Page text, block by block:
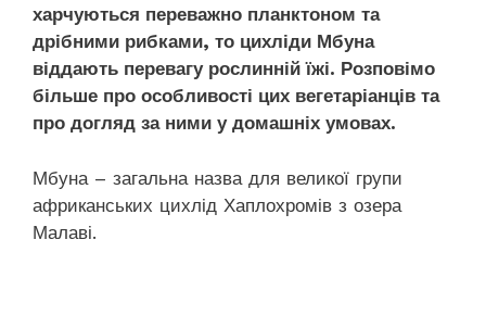
харчуються переважно планктоном та
дрібними рибками, то цихліди Мбуна
віддають перевагу рослинній їжі. Розповімо
більше про особливості цих вегетаріанців та
про догляд за ними у домашніх умовах.
Мбуна – загальна назва для великої групи
африканських цихлід Хаплохромів з озера
Малаві.